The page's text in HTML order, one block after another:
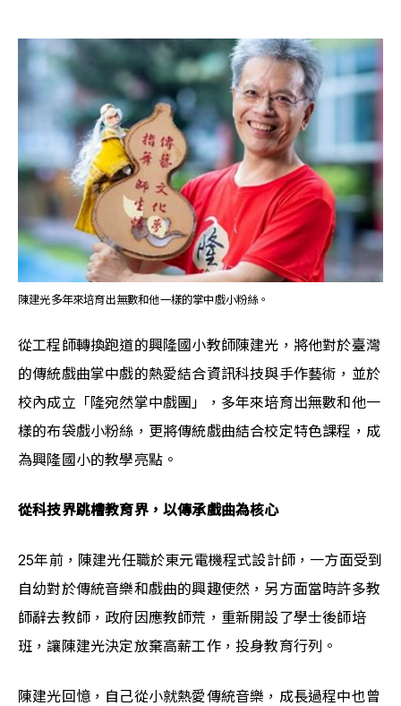
陳建光多年來培育出無數和他一樣的掌中戲小粉絲。
從工程師轉換跑道的興隆國小教師陳建光，將他對於臺灣
的傳統戲曲掌中戲的熱愛結合資訊科技與手作藝術，並於
校內成立「隆宛然掌中戲團」，多年來培育出無數和他一
樣的布袋戲小粉絲，更將傳統戲曲結合校定特色課程，成
為興隆國小的教學亮點。
從科技界跳槽教育界，以傳承戲曲為核心
25年前，陳建光任職於東元電機程式設計師，一方面受到
自幼對於傳統音樂和戲曲的興趣使然，另方面當時許多教
師辭去教師，政府因應教師荒，重新開設了學士後師培
班，讓陳建光決定放棄高薪工作，投身教育行列。
陳建光回憶，自己從小就熱愛傳統音樂，成長過程中也曾